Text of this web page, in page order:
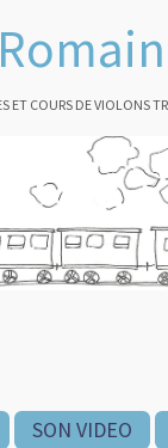
ET COURS DE VIOLONS
SON VIDEO